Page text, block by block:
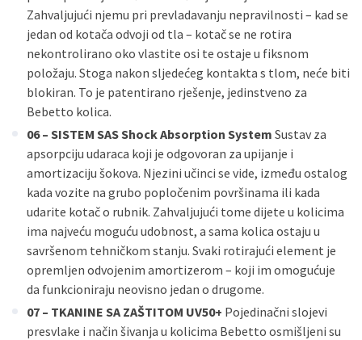
Zahvaljujući njemu pri prevladavanju nepravilnosti – kad se
jedan od kotača odvoji od tla – kotač se ne rotira
nekontrolirano oko vlastite osi te ostaje u fiksnom
položaju. Stoga nakon sljedećeg kontakta s tlom, neće biti
blokiran. To je patentirano rješenje, jedinstveno za
Bebetto kolica.
06 – SISTEM SAS Shock Absorption System Sustav za
apsorpciju udaraca koji je odgovoran za upijanje i
amortizaciju šokova. Njezini učinci se vide, između ostalog
kada vozite na grubo popločenim površinama ili kada
udarite kotač o rubnik. Zahvaljujući tome dijete u kolicima
ima najveću moguću udobnost, a sama kolica ostaju u
savršenom tehničkom stanju. Svaki rotirajući element je
opremljen odvojenim amortizerom – koji im omogućuje
da funkcioniraju neovisno jedan o drugome.
07 – TKANINE SA ZAŠTITOM UV50+ Pojedinačni slojevi
presvlake i način šivanja u kolicima Bebetto osmišljeni su